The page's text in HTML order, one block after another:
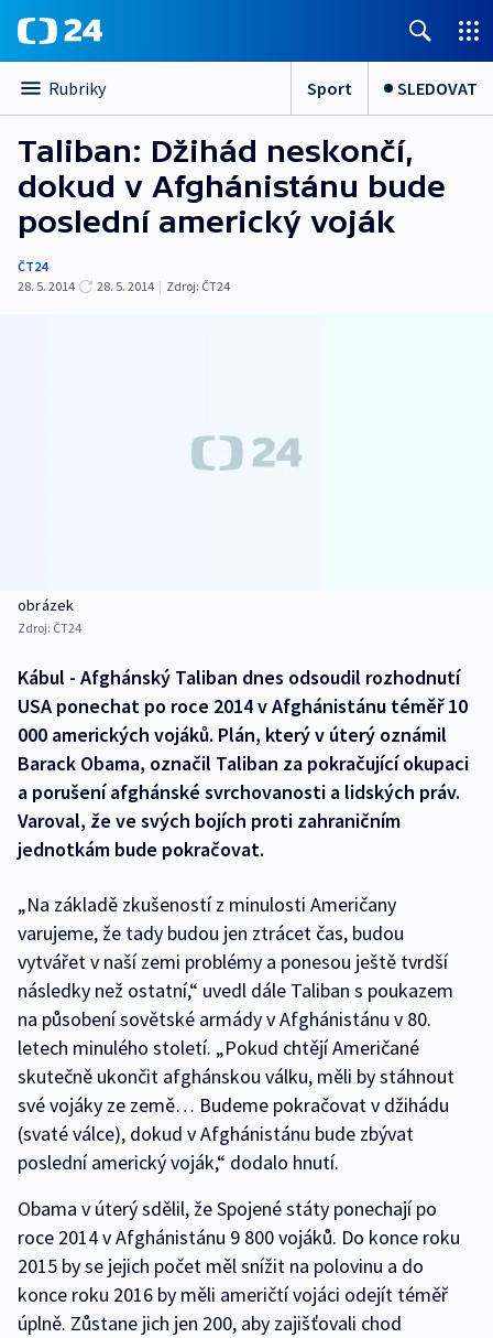
Rubriky Sport SLEDOVAT
Taliban: Džihád neskončí,
dokud v Afghánistánu bude
poslední americký voják
ČT24
28. 5. 2014
28. 5. 2014 | Zdroj: ČT24
obrázek
Zdroj: ČT24
Kábul - Afghánský Taliban dnes odsoudil rozhodnutí
USA ponechat po roce 2014 v Afghánistánu téměř 10
000 amerických vojáků. Plán, který v úterý oznámil
Barack Obama, označil Taliban za pokračující okupaci
a porušení afghánské svrchovanosti a lidských práv.
Varoval, že ve svých bojích proti zahraničním
jednotkám bude pokračovat.
„Na základě zkušeností z minulosti Američany
varujeme, že tady budou jen ztrácet čas, budou
vytvářet v naší zemi problémy a ponesou ještě tvrdší
následky než ostatní,“ uvedl dále Taliban s poukazem
na působení sovětské armády v Afghánistánu v 80.
letech minulého století. „Pokud chtějí Američané
skutečně ukončit afghánskou válku, měli by stáhnout
své vojáky ze země… Budeme pokračovat v džihádu
(svaté válce), dokud v Afghánistánu bude zbývat
poslední americký voják,“ dodalo hnutí.
Obama v úterý sdělil, že Spojené státy ponechají po
roce 2014 v Afghánistánu 9 800 vojáků. Do konce roku
2015 by se jejich počet měl snížit na polovinu a do
konce roku 2016 by měli američtí vojáci odejít téměř
úplně. Zůstane jich jen 200, aby zajišťovali chod